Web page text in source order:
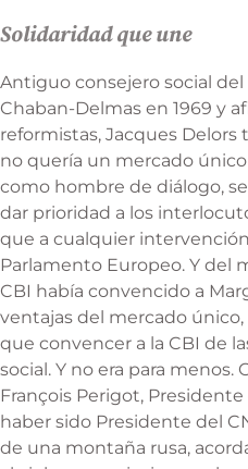
Solidaridad que une
Antiguo consejero social
Chaban-Delmas en 1969 y
reformistas, Jacques Delors
no quería un mercado
como hombre de diálogo,
dar prioridad a los
que a cualquier
Parlamento Europeo. Y del
CBI había convencido a
ventajas del mercado
que convencer a la CBI de
social. Y no era para menos.
François Perigot, Presidente
haber sido Presidente del
de una montaña rusa,